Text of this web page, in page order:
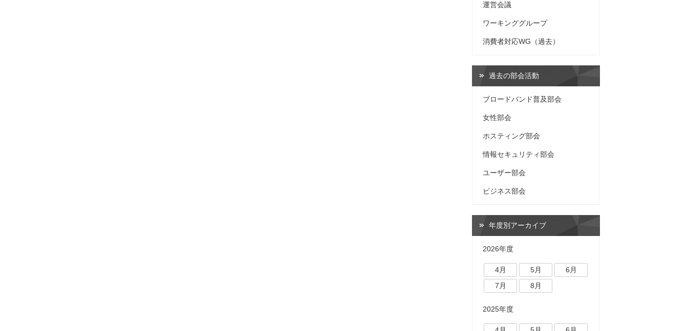
運営会議
ワーキンググループ
消費者対応WG（過去）
過去の部会活動
ブロードバンド普及部会
女性部会
ホスティング部会
情報セキュリティ部会
ユーザー部会
ビジネス部会
年度別アーカイブ
2026年度
4月 5月
6月
7月
8月
2025年度